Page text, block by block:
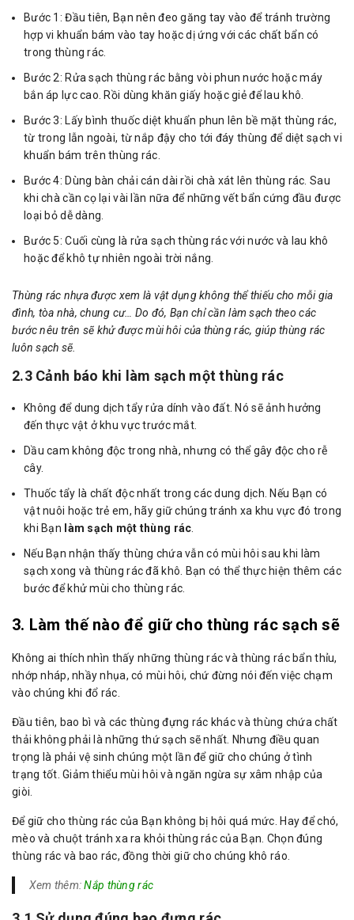
Bước 1: Đầu tiên, Bạn nên đeo găng tay vào để tránh trường
hợp vi khuẩn bám vào tay hoặc dị ứng với các chất bẩn có
trong thùng rác.
Bước 2: Rửa sạch thùng rác bằng vòi phun nước hoặc máy
bắn áp lực cao. Rồi dùng khăn giấy hoặc giẻ để lau khô.
Bước 3: Lấy bình thuốc diệt khuẩn phun lên bề mặt thùng rác,
từ trong lẫn ngoài, từ nắp đậy cho tới đáy thùng để diệt sạch vi
khuẩn bám trên thùng rác.
Bước 4: Dùng bàn chải cán dài rồi chà xát lên thùng rác. Sau
khi chà cần cọ lại vài lần nữa để những vết bẩn cứng đầu được
loại bỏ dễ dàng.
Bước 5: Cuối cùng là rửa sạch thùng rác với nước và lau khô
hoặc để khô tự nhiên ngoài trời nắng.
Thùng rác nhựa được xem là vật dụng không thể thiếu cho mỗi gia
đình, tòa nhà, chung cư… Do đó, Bạn chỉ cần làm sạch theo các
bước nêu trên sẽ khử được mùi hôi của thùng rác, giúp thùng rác
luôn sạch sẽ.
2.3 Cảnh báo khi làm sạch một thùng rác
Không để dung dịch tẩy rửa dính vào đất. Nó sẽ ảnh hưởng
đến thực vật ở khu vực trước mắt.
Dầu cam không độc trong nhà, nhưng có thể gây độc cho rễ
cây.
Thuốc tẩy là chất độc nhất trong các dung dịch. Nếu Bạn có
vật nuôi hoặc trẻ em, hãy giữ chúng tránh xa khu vực đó trong
khi Bạn làm sạch một thùng rác
Nếu Bạn nhận thấy thùng chứa vẫn có mùi hôi sau khi làm
sạch xong và thùng rác đã khô. Bạn có thể thực hiện thêm các
bước để khử mùi cho thùng rác.
3. Làm thế nào để giữ cho thùng rác sạch sẽ
Không ai thích nhìn thấy những thùng rác và thùng rác bẩn thỉu,
nhớp nháp, nhầy nhụa, có mùi hôi, chứ đừng nói đến việc chạm
vào chúng khi đổ rác.
Đầu tiên, bao bì và các thùng đựng rác khác và thùng chứa chất
thải không phải là những thứ sạch sẽ nhất. Nhưng điều quan
trọng là phải vệ sinh chúng một lần để giữ cho chúng ở tình
trạng tốt. Giảm thiểu mùi hôi và ngăn ngừa sự xâm nhập của
giòi.
Để giữ cho thùng rác của Bạn không bị hôi quá mức. Hay để chó,
mèo và chuột tránh xa ra khỏi thùng rác của Bạn. Chọn đúng
thùng rác và bao rác, đồng thời giữ cho chúng khô ráo.
Xem thêm:Nắp thùng rác